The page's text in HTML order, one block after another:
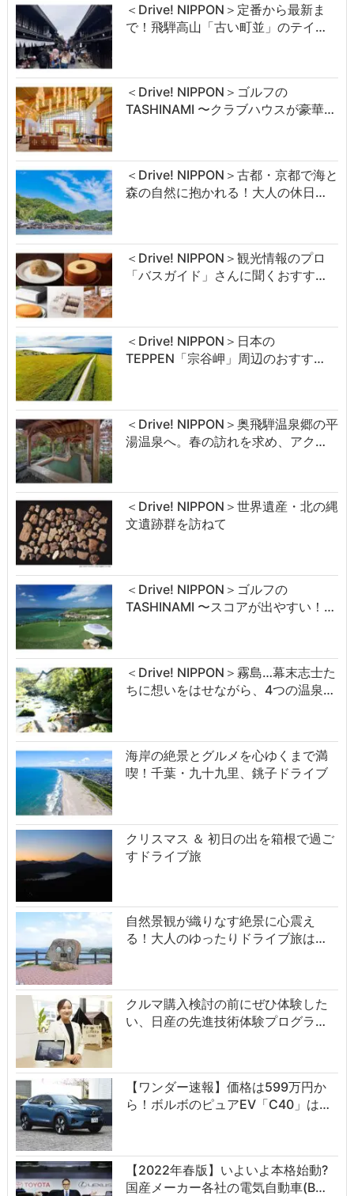
＜Drive! NIPPON＞定番から最新ま
で！飛騨高山「古い町並」のテイ…
＜Drive! NIPPON＞ゴルフの
TASHINAMI 〜クラブハウスが豪華…
＜Drive! NIPPON＞古都・京都で海と
森の自然に抱かれる！大人の休日…
＜Drive! NIPPON＞観光情報のプロ
「バスガイド」さんに聞くおすす…
＜Drive! NIPPON＞日本の
TEPPEN「宗谷岬」周辺のおすす…
＜Drive! NIPPON＞奥飛騨温泉郷の平
湯温泉へ。春の訪れを求め、アク…
＜Drive! NIPPON＞世界遺産・北の縄
文遺跡群を訪ねて
＜Drive! NIPPON＞ゴルフの
TASHINAMI 〜スコアが出やすい！…
＜Drive! NIPPON＞霧島…幕末志士た
ちに想いをはせながら、4つの温泉…
海岸の絶景とグルメを心ゆくまで満
喫！千葉・九十九里、銚子ドライブ
クリスマス ＆ 初日の出を箱根で過ご
すドライブ旅
自然景観が織りなす絶景に心震え
る！大人のゆったりドライブ旅は…
クルマ購入検討の前にぜひ体験した
い、日産の先進技術体験プログラ…
【ワンダー速報】価格は599万円か
ら！ボルボのピュアEV「C40」は…
【2022年春版】いよいよ本格始動?
国産メーカー各社の電気自動車(B…